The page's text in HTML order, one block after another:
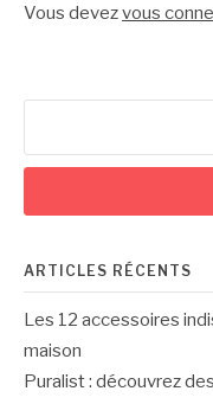
Vous devezvous
ARTICLES RÉCENTS
Les 12 accessoires
maison
Puralist : découvrez